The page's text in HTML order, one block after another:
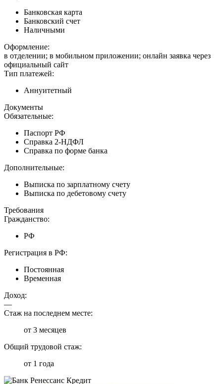
Банковская карта
Банковский счет
Наличными
Оформление:
в отделении; в мобильном приложении; онлайн заявка через
официальный сайт
Тип платежей:
Аннуитетный
Документы
Обязательные:
Паспорт РФ
Справка 2-НДФЛ
Справка по форме банка
Дополнительные:
Выписка по зарплатному счету
Выписка по дебетовому счету
Требования
Гражданство:
РФ
Регистрация в РФ:
Постоянная
Временная
Доход:
—
Стаж на последнем месте:
от 3 месяцев
Общий трудовой стаж:
от 1 года